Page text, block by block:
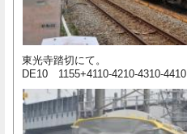
東光寺踏切にて。
DE10 1155+4110-4210-4310-4410